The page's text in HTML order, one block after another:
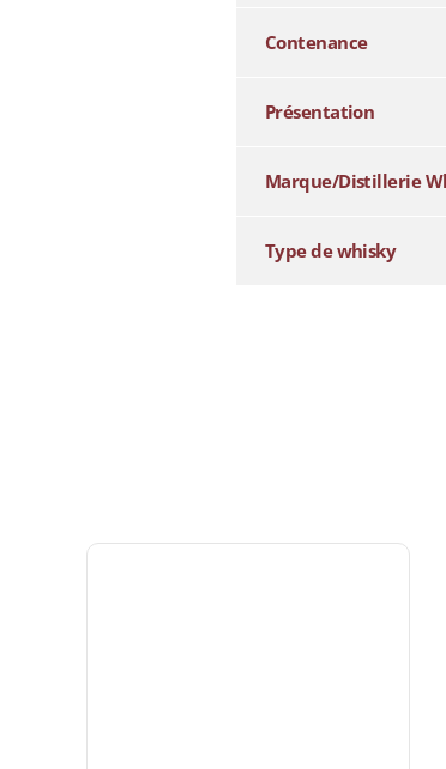
Contenance
Présentation
Marque/Distillerie
Type de whisky